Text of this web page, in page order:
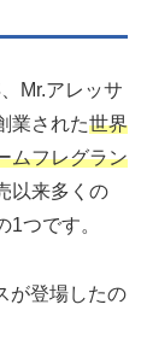
Mr.アレッサ
業された世界
ムフレグラン
以来多くの
つです。
が登場したの